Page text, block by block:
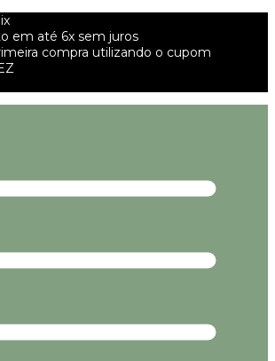
em até 6x sem juros
compra utilizando o cupom